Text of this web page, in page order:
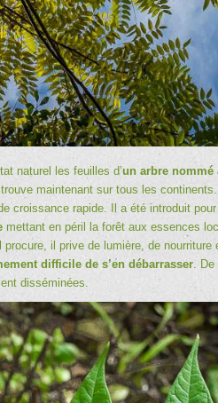
naturel les feuilles d’un arbre nommé
trouve maintenant sur tous les
croissance rapide. Il a été introduit
mettant en péril la forêt aux essences
procure, il prive de lumière, de
difficile de s’en débarrasser .
disséminées.